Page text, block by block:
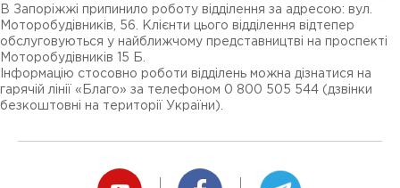
В Запоріжжі припинило роботу відділення за адресою: вул.
Моторобудівників, 56. Клієнти цього відділення відтепер
обслуговуються у найближчому представництві на проспекті
Моторобудівників 15 Б.
Інформацію стосовно роботи відділень можна дізнатися на
гарячій лінії «Благо» за телефоном 0 800 505 544 (дзвінки
безкоштовні на території України).